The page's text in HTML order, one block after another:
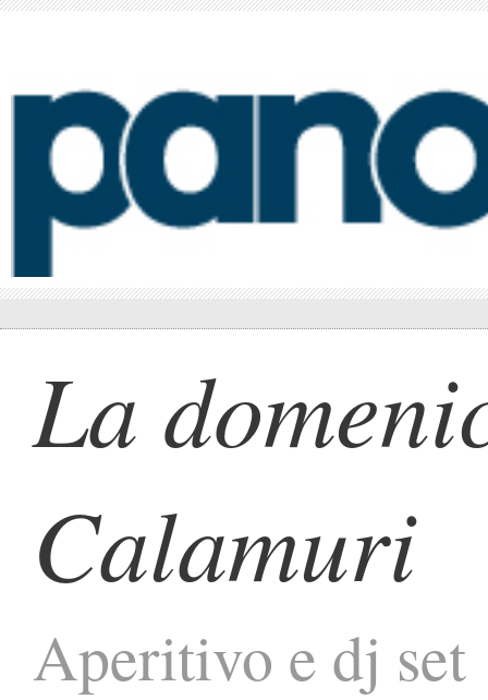
La
Calamuri
Aperitivo e dj set